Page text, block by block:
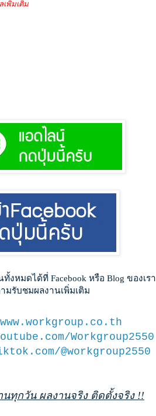
พิ่มเติม
งหมดได้ที่ Facebook หรือ Blog ของเรา
มรับชมผลงานเพิ่มเติม
www.workgroup.co.th
Workgroup2550
@workgroup2550
นทุกวัน ผลงานจริง ติดตั้งจริง !!